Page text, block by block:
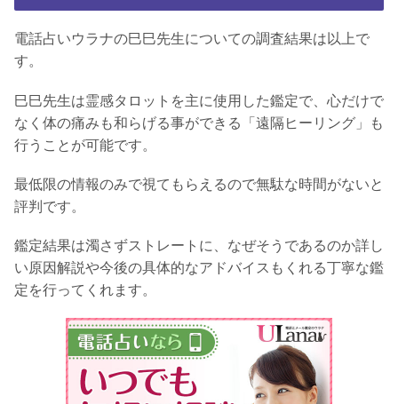
電話占いウラナの巳巳先生についての調査結果は以上で
す。
巳巳先生は霊感タロットを主に使用した鑑定で、心だけで
なく体の痛みも和らげる事ができる「遠隔ヒーリング」も
行うことが可能です。
最低限の情報のみで視てもらえるので無駄な時間がないと
評判です。
鑑定結果は濁さずストレートに、なぜそうであるのか詳し
い原因解説や今後の具体的なアドバイスもくれる丁寧な鑑
定を行ってくれます。